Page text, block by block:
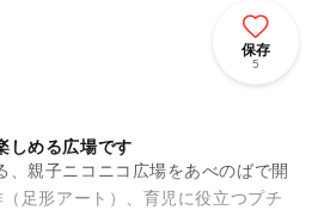
保存
5
しめる広場です
、親子ニコニコ広場をあべのばで開
アート）、育児に役立つプチ